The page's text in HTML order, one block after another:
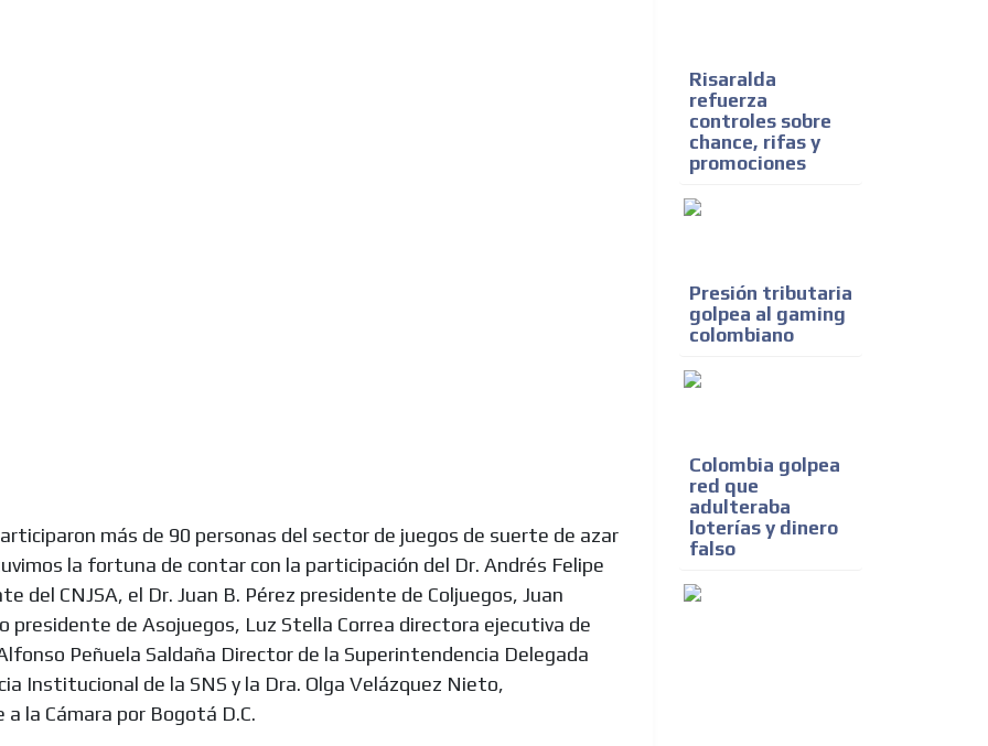
más de 90 personas del sector de juegos de suerte de azar
la fortuna de contar con la participación del Dr. Andrés Felipe
del CNJSA, el Dr. Juan B. Pérez presidente de Coljuegos, Juan
presidente de Asojuegos, Luz Stella Correa directora ejecutiva de
Peñuela Saldaña Director de la Superintendencia Delegada
Institucional de la SNS y la Dra. Olga Velázquez Nieto,
la Cámara por Bogotá D.C.
Risaralda
refuerza
controles sobre
chance, rifas y
promociones
Presión tributaria
golpea al gaming
colombiano
Colombia golpea
red que
adulteraba
loterías y dinero
falso